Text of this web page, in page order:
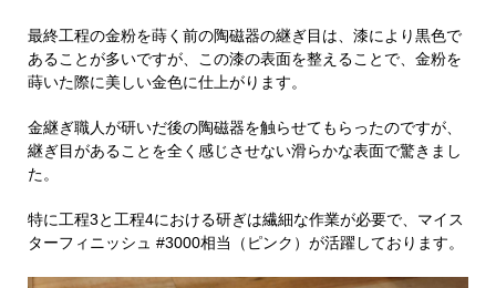
最終工程の金粉を蒔く前の陶磁器の継ぎ目は、漆により黒色で
あることが多いですが、この漆の表面を整えることで、金粉を
蒔いた際に美しい金色に仕上がります。
金継ぎ職人が研いだ後の陶磁器を触らせてもらったのですが、
継ぎ目があることを全く感じさせない滑らかな表面で驚きまし
た。
特に工程3と工程4における研ぎは繊細な作業が必要で、マイス
ターフィニッシュ #3000相当（ピンク）が活躍しております。